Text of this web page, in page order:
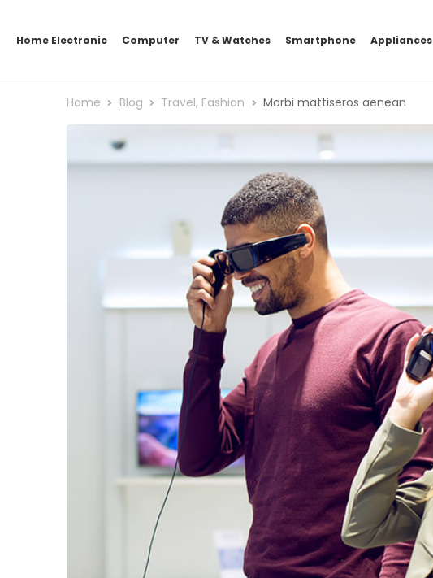
Home Electronic Computer TV & Watches Smartphone Appliances
Home Blog Travel, Fashion Morbi mattiseros aenean